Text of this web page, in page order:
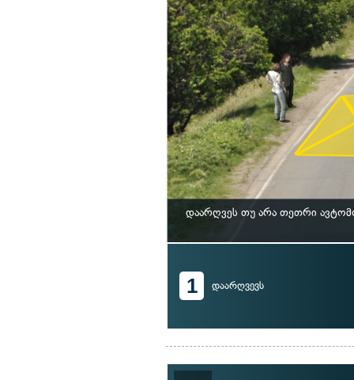
დაარღვეს თუ არა თეთრი
1 დაარღვევს